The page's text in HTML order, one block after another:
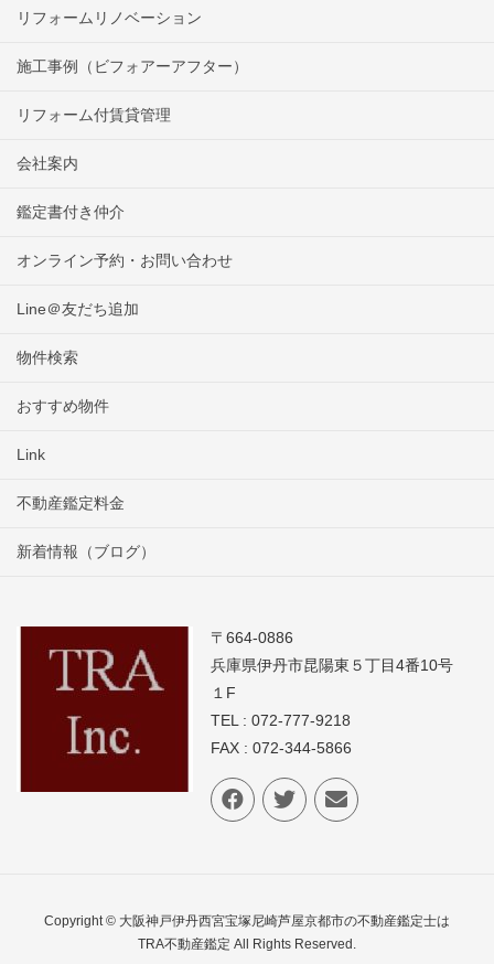
リフォームリノベーション
施工事例（ビフォアーアフター）
リフォーム付賃貸管理
会社案内
鑑定書付き仲介
オンライン予約・お問い合わせ
Line＠友だち追加
物件検索
おすすめ物件
Link
不動産鑑定料金
新着情報（ブログ）
〒664-0886
兵庫県伊丹市昆陽東５丁目4番10号
１F
TEL : 072-777-9218
FAX : 072-344-5866
Copyright © 大阪神戸伊丹西宮宝塚尼崎芦屋京都市の不動産鑑定士は
TRA不動産鑑定 All Rights Reserved.